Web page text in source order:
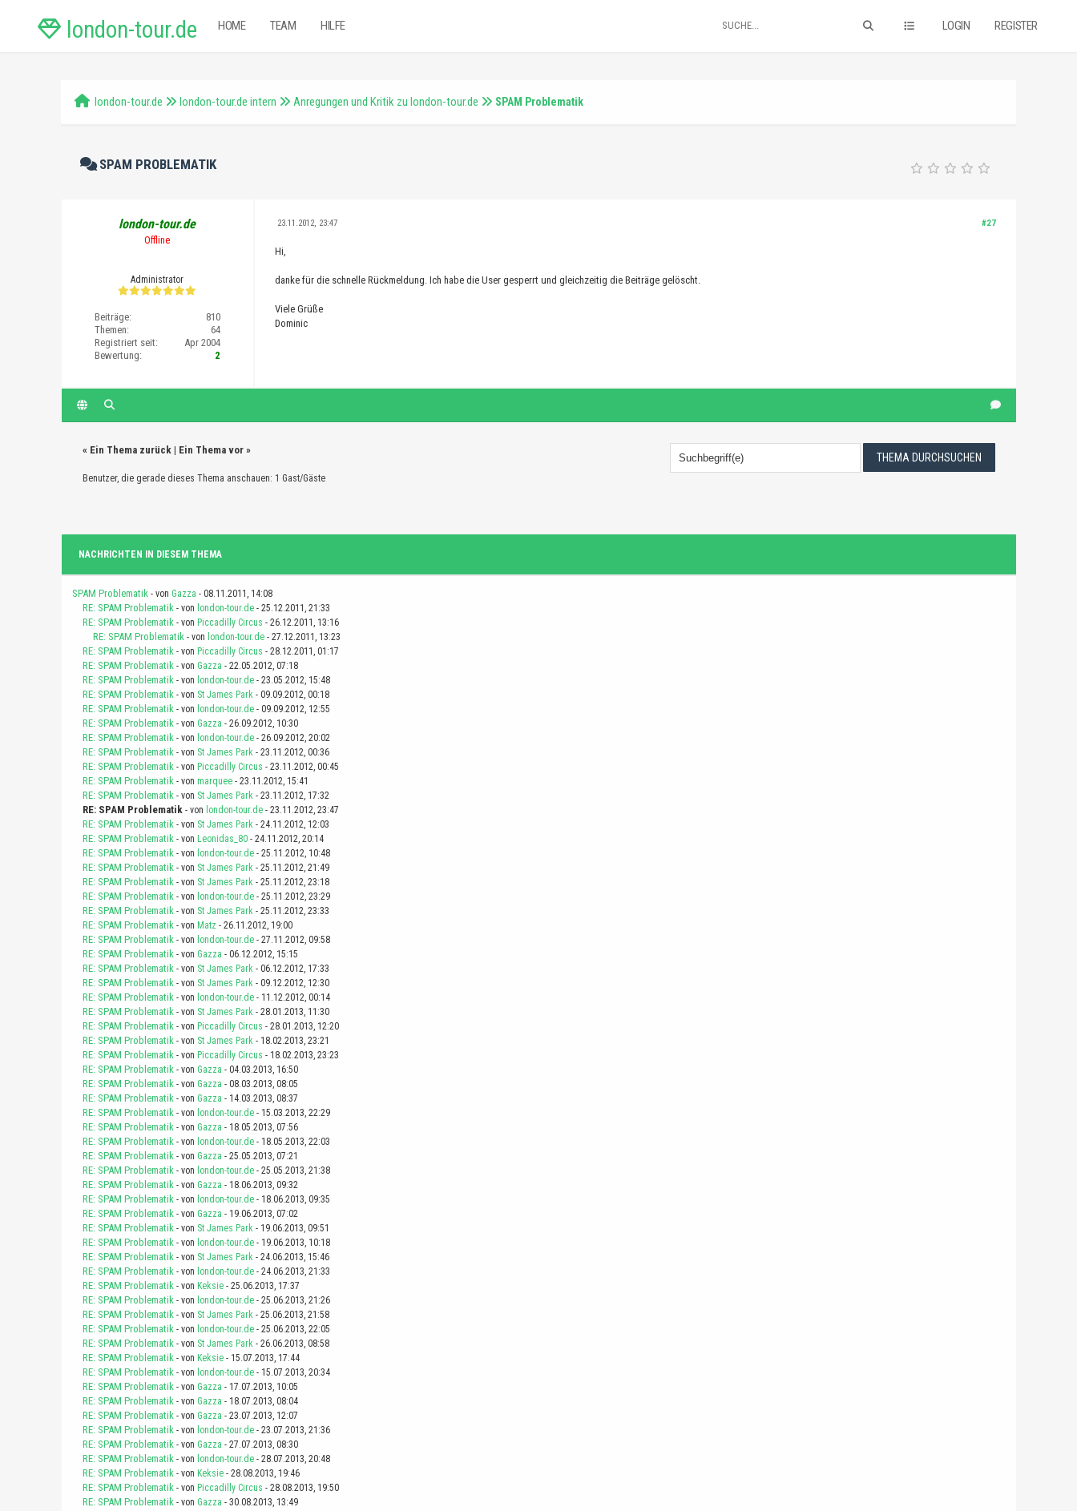
london-tour.de LOGIN REGISTER
HOME TEAM HILFE
london-tour.de london-tour.de intern Anregungen und Kritik zu london-tour.de SPAM Problematik
SPAM PROBLEMATIK
london-tour.de
Offline
Administrator
Beiträge:
810
Themen:
64
Registriert seit:
Apr 2004
Bewertung:
2
#27
23.11.2012, 23:47
Hi,
danke für die schnelle Rückmeldung. Ich habe die User gesperrt und gleichzeitig die Beiträge gelöscht.
Viele Grüße
Dominic
« Ein Thema zurück| Ein Thema vor»
Benutzer, die gerade dieses Thema anschauen: 1 Gast/Gäste
NACHRICHTEN IN DIESEM THEMA
SPAM Problematik - von Gazza - 08.11.2011, 14:08
RE: SPAM Problematik - von london-tour.de- 25.12.2011, 21:33
RE: SPAM Problematik - von Piccadilly Circus - 26.12.2011, 13:16
RE: SPAM Problematik - von london-tour.de- 27.12.2011, 13:23
RE: SPAM Problematik - von Piccadilly Circus - 28.12.2011, 01:17
RE: SPAM Problematik - von Gazza - 22.05.2012, 07:18
RE: SPAM Problematik - von london-tour.de- 23.05.2012, 15:48
RE: SPAM Problematik - von St James Park- 09.09.2012, 00:18
RE: SPAM Problematik - von london-tour.de- 09.09.2012, 12:55
RE: SPAM Problematik - von Gazza - 26.09.2012, 10:30
RE: SPAM Problematik - von london-tour.de- 26.09.2012, 20:02
RE: SPAM Problematik - von St James Park- 23.11.2012, 00:36
RE: SPAM Problematik - von Piccadilly Circus - 23.11.2012, 00:45
RE: SPAM Problematik - von marquee- 23.11.2012, 15:41
RE: SPAM Problematik - von St James Park- 23.11.2012, 17:32
RE: SPAM Problematik - von london-tour.de- 23.11.2012, 23:47
RE: SPAM Problematik - von St James Park- 24.11.2012, 12:03
RE: SPAM Problematik - von Leonidas_80- 24.11.2012, 20:14
RE: SPAM Problematik - von london-tour.de- 25.11.2012, 10:48
RE: SPAM Problematik - von St James Park- 25.11.2012, 21:49
RE: SPAM Problematik - von St James Park- 25.11.2012, 23:18
RE: SPAM Problematik - von london-tour.de- 25.11.2012, 23:29
RE: SPAM Problematik - von St James Park- 25.11.2012, 23:33
RE: SPAM Problematik - von Matz- 26.11.2012, 19:00
RE: SPAM Problematik - von london-tour.de- 27.11.2012, 09:58
RE: SPAM Problematik - von Gazza - 06.12.2012, 15:15
RE: SPAM Problematik - von St James Park- 06.12.2012, 17:33
RE: SPAM Problematik - von St James Park- 09.12.2012, 12:30
RE: SPAM Problematik - von london-tour.de- 11.12.2012, 00:14
RE: SPAM Problematik - von St James Park- 28.01.2013, 11:30
RE: SPAM Problematik - von Piccadilly Circus - 28.01.2013, 12:20
RE: SPAM Problematik - von St James Park- 18.02.2013, 23:21
RE: SPAM Problematik - von Piccadilly Circus - 18.02.2013, 23:23
RE: SPAM Problematik - von Gazza - 04.03.2013, 16:50
RE: SPAM Problematik - von Gazza - 08.03.2013, 08:05
RE: SPAM Problematik - von Gazza - 14.03.2013, 08:37
RE: SPAM Problematik - von london-tour.de- 15.03.2013, 22:29
RE: SPAM Problematik - von Gazza - 18.05.2013, 07:56
RE: SPAM Problematik - von london-tour.de- 18.05.2013, 22:03
RE: SPAM Problematik - von Gazza - 25.05.2013, 07:21
RE: SPAM Problematik - von london-tour.de- 25.05.2013, 21:38
RE: SPAM Problematik - von Gazza - 18.06.2013, 09:32
RE: SPAM Problematik - von london-tour.de- 18.06.2013, 09:35
RE: SPAM Problematik - von Gazza - 19.06.2013, 07:02
RE: SPAM Problematik - von St James Park- 19.06.2013, 09:51
RE: SPAM Problematik - von london-tour.de- 19.06.2013, 10:18
RE: SPAM Problematik - von St James Park- 24.06.2013, 15:46
RE: SPAM Problematik - von london-tour.de- 24.06.2013, 21:33
RE: SPAM Problematik - von Keksie- 25.06.2013, 17:37
RE: SPAM Problematik - von london-tour.de- 25.06.2013, 21:26
RE: SPAM Problematik - von St James Park- 25.06.2013, 21:58
RE: SPAM Problematik - von london-tour.de- 25.06.2013, 22:05
RE: SPAM Problematik - von St James Park- 26.06.2013, 08:58
RE: SPAM Problematik - von Keksie- 15.07.2013, 17:44
RE: SPAM Problematik - von london-tour.de- 15.07.2013, 20:34
RE: SPAM Problematik - von Gazza - 17.07.2013, 10:05
RE: SPAM Problematik - von Gazza - 18.07.2013, 08:04
RE: SPAM Problematik - von Gazza - 23.07.2013, 12:07
RE: SPAM Problematik - von london-tour.de- 23.07.2013, 21:36
RE: SPAM Problematik - von Gazza - 27.07.2013, 08:30
RE: SPAM Problematik - von london-tour.de- 28.07.2013, 20:48
RE: SPAM Problematik - von Keksie- 28.08.2013, 19:46
RE: SPAM Problematik - von Piccadilly Circus - 28.08.2013, 19:50
RE: SPAM Problematik - von Gazza - 30.08.2013, 13:49